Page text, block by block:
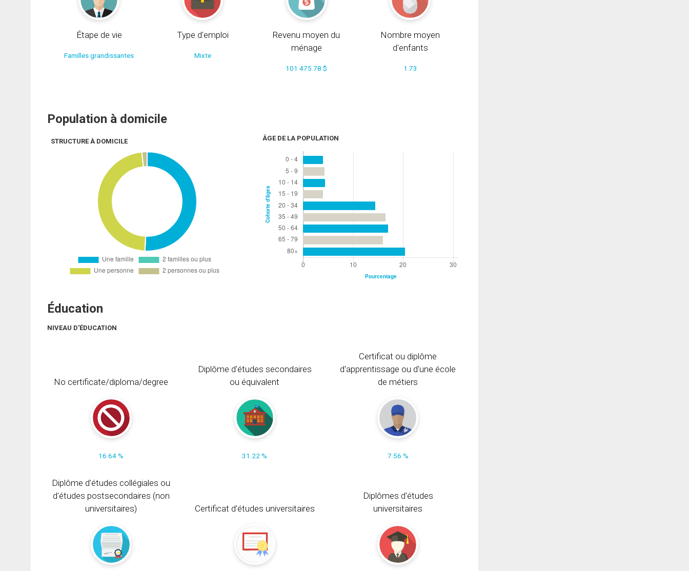
Étape de vie
Familles grandissantes
Type d'emploi
Mixte
Revenu moyen du
ménage
101 475.78 $
Nombre moyen
d'enfants
1.73
Population à domicile
STRUCTURE À DOMICILE ÂGE DE LA POPULATION
Éducation
NIVEAU D'ÉDUCATION
No certificate/diploma/degree
16.64 %
Diplôme d'études secondaires
ou équivalent
31.22 %
Certificat ou diplôme
d'apprentissage ou d'une école
de métiers
7.56 %
Diplôme d'études collégiales ou
d'études postsecondaires (non
universitaires)
Certificat d'études universitaires
Diplômes d'études
universitaires